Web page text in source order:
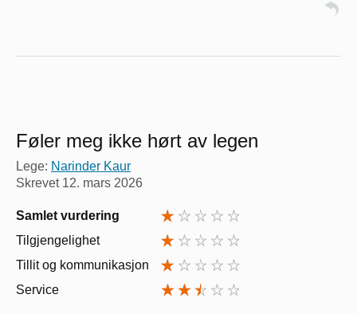
Føler meg ikke hørt av legen
Lege: Narinder Kaur
Skrevet 12. mars 2026
Samlet vurdering
Tilgjengelighet
Tillit og kommunikasjon
Service